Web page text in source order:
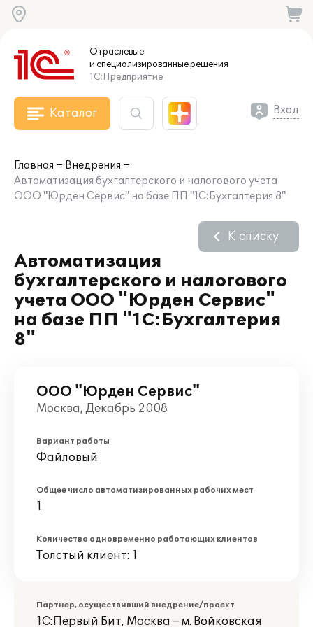
Отраслевые
и специализированныерешения
1С:Предприятие
Каталог Вход
Главная
Внедрения
Автоматизация бухгалтерского и налогового учета
ООО "Юрден Сервис" на базе ПП "1С:Бухгалтерия 8"
Автоматизация
бухгалтерского и налогового
учета ООО "Юрден Сервис"
на базе ПП "1С:Бухгалтерия
8"
К списку
ООО "Юрден Сервис"
Москва, Декабрь 2008
Вариант работы
Файловый
Общее число автоматизированных рабочих мест
1
Количество одновременно работающих клиентов
Толстый клиент: 1
Партнер, осуществивший внедрение/проект
1С:Первый Бит, Москва – м. Войковская